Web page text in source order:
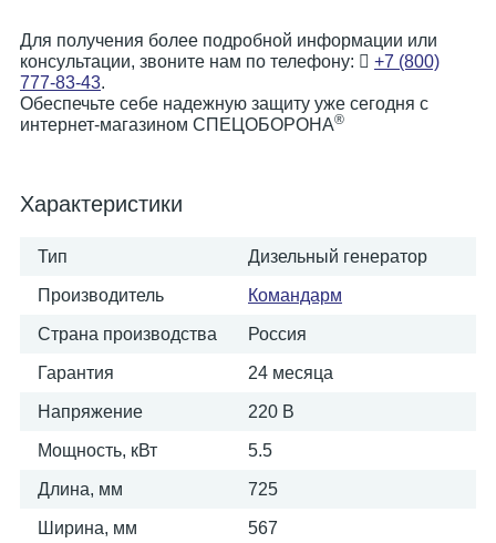
Для получения более подробной информации или
консультации, звоните нам по телефону:
+7 (800)
777-83-43.
Обеспечьте себе надежную защиту уже сегодня с
интернет-магазином СПЕЦОБОРОНА®
Характеристики
Тип Дизельный генератор
Производитель Командарм
Страна производства Россия
Гарантия 24 месяца
Напряжение 220 В
Мощность, кВт 5.5
Длина, мм 725
Ширина, мм 567